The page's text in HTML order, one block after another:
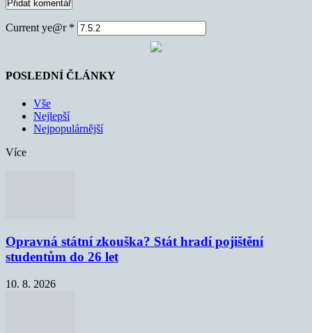
Current ye@r *
POSLEDNÍ ČLÁNKY
Vše
Nejlepší
Nejpopulárnější
Více
Opravná státní zkouška? Stát hradí pojištění
studentům do 26 let
10. 8. 2026